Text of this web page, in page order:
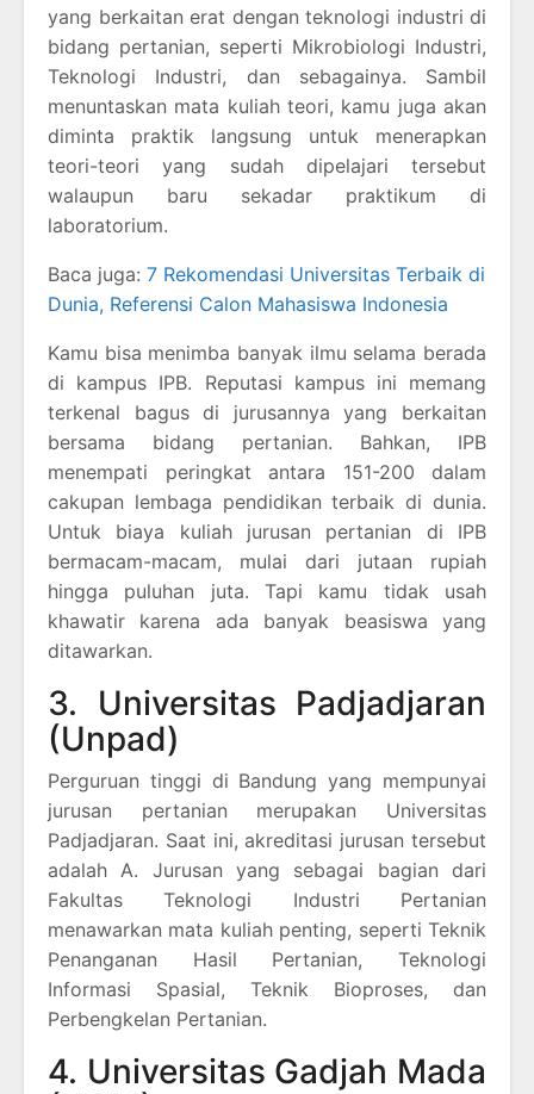
yang berkaitan erat dengan teknologi industri di
bidang pertanian, seperti Mikrobiologi Industri,
Teknologi Industri, dan sebagainya. Sambil
menuntaskan mata kuliah teori, kamu juga akan
diminta praktik langsung untuk menerapkan
teori-teori yang sudah dipelajari tersebut
walaupun baru sekadar praktikum di
laboratorium.
Baca juga: 7 Rekomendasi Universitas Terbaik di
Dunia, Referensi Calon Mahasiswa Indonesia
Kamu bisa menimba banyak ilmu selama berada
di kampus IPB. Reputasi kampus ini memang
terkenal bagus di jurusannya yang berkaitan
bersama bidang pertanian. Bahkan, IPB
menempati peringkat antara 151-200 dalam
cakupan lembaga pendidikan terbaik di dunia.
Untuk biaya kuliah jurusan pertanian di IPB
bermacam-macam, mulai dari jutaan rupiah
hingga puluhan juta. Tapi kamu tidak usah
khawatir karena ada banyak beasiswa yang
ditawarkan.
3. Universitas Padjadjaran
(Unpad)
Perguruan tinggi di Bandung yang mempunyai
jurusan pertanian merupakan Universitas
Padjadjaran. Saat ini, akreditasi jurusan tersebut
adalah A. Jurusan yang sebagai bagian dari
Fakultas Teknologi Industri Pertanian
menawarkan mata kuliah penting, seperti Teknik
Penanganan Hasil Pertanian, Teknologi
Informasi Spasial, Teknik Bioproses, dan
Perbengkelan Pertanian.
4. Universitas Gadjah Mada